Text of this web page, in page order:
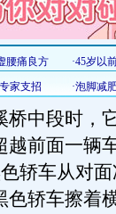
桥中段时，
越前面一辆
轿车从对
色轿车擦着